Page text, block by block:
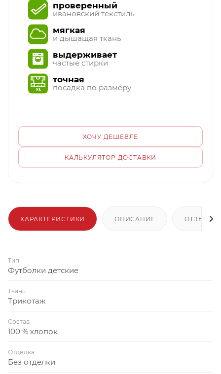
проверенный
ивановский текстиль
мягкая
и дышащая ткань
выдерживает
частые стирки
точная
посадка по размеру
ХОЧУ ДЕШЕВЛЕ
КАЛЬКУЛЯТОР ДОСТАВКИ
ХАРАКТЕРИСТИКИ ОПИСАНИЕ ОТЗЫВЫ
Тип
Футболки детские
Ткань
Трикотаж
Состав
100 % хлопок
Отделка
Без отделки